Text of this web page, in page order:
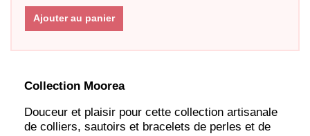
Ajouter au panier
Collection Moorea
Douceur et plaisir pour cette collection artisanale
de colliers, sautoirs et bracelets de perles et de